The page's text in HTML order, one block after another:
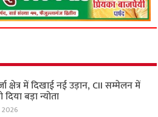
क्षेत्र में दिखाई नई उड़ान, CII सम्मेलन में
बड़ा न्योता